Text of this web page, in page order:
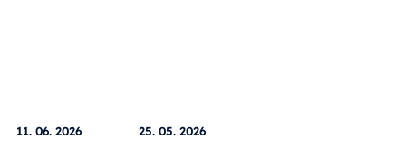
11. 06. 2026 25. 05. 2026